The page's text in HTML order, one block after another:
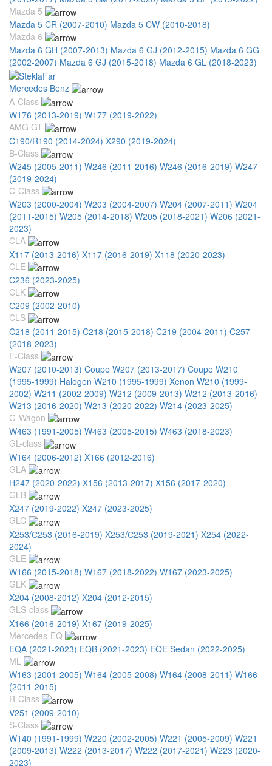
Mazda 5
Mazda 5 CR (2007-2010) Mazda 5 CW (2010-2018)
Mazda 6
Mazda 6 GH (2007-2013) Mazda 6 GJ (2012-2015) Mazda 6 GG
(2002-2007) Mazda 6 GJ (2015-2018) Mazda 6 GL (2018-2023)
Mercedes Benz
A-Class
W176 (2013-2019) W177 (2019-2022)
AMG GT
C190/R190 (2014-2024) X290 (2019-2024)
B-Class
W245 (2005-2011) W246 (2011-2016) W246 (2016-2019) W247
(2019-2024)
C-Class
W203 (2000-2004) W203 (2004-2007) W204 (2007-2011) W204
(2011-2015) W205 (2014-2018) W205 (2018-2021) W206 (2021-
2023)
CLA
X117 (2013-2016) X117 (2016-2019) X118 (2020-2023)
CLE
C236 (2023-2025)
CLK
С209 (2002-2010)
CLS
C218 (2011-2015) C218 (2015-2018) C219 (2004-2011) C257
(2018-2023)
E-Class
W207 (2010-2013) Coupe W207 (2013-2017) Coupe W210
(1995-1999) Halogen W210 (1995-1999) Xenon W210 (1999-
2002) W211 (2002-2009) W212 (2009-2013) W212 (2013-2016)
W213 (2016-2020) W213 (2020-2022) W214 (2023-2025)
G-Wagon
W463 (1991-2005) W463 (2005-2015) W463 (2018-2023)
GL-class
W164 (2006-2012) X166 (2012-2016)
GLA
H247 (2020-2022) X156 (2013-2017) X156 (2017-2020)
GLB
X247 (2019-2022) X247 (2023-2025)
GLC
X253/С253 (2016-2019) X253/С253 (2019-2021) X254 (2022-
2024)
GLE
W166 (2015-2018) W167 (2018-2022) W167 (2023-2025)
GLK
X204 (2008-2012) X204 (2012-2015)
GLS-class
X166 (2016-2019) X167 (2019-2025)
Mercedes-EQ
EQA (2021-2023) EQB (2021-2023) EQE Sedan (2022-2025)
ML
W163 (2001-2005) W164 (2005-2008) W164 (2008-2011) W166
(2011-2015)
R-Class
V251 (2009-2010)
S-Class
W140 (1991-1999) W220 (2002-2005) W221 (2005-2009) W221
(2009-2013) W222 (2013-2017) W222 (2017-2021) W223 (2020-
2023)